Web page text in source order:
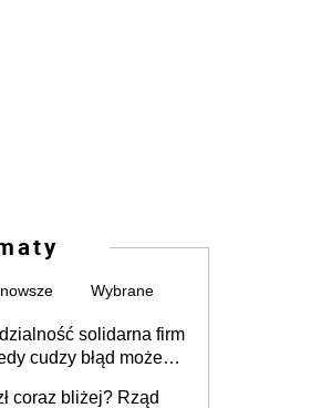
Wybrane
solidarna firm
cudzy błąd może
coraz bliżej? Rząd